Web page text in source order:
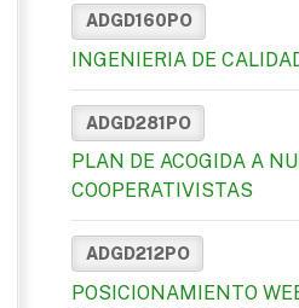
ADGD160PO
INGENIERIA DE
ADGD281PO
PLAN DE ACOGIDA A
COOPERATIVISTAS
ADGD212PO
POSICIONAMIENTO